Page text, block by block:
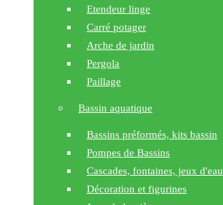
Etendeur linge
Carré potager
Arche de jardin
Pergola
Paillage
Bassin aquatique
Bassins préformés, kits bassin
Pompes de Bassins
Cascades, fontaines, jeux d'eau
Décoration et figurines